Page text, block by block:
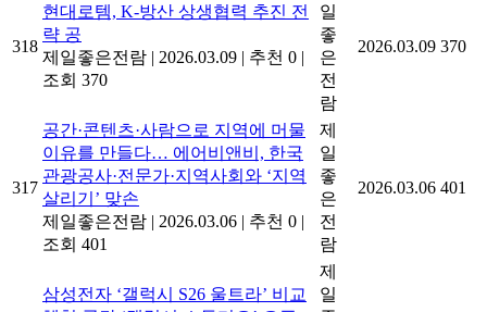
318
현대로템, K-방산 상생협력 추진 전
략 공
제일좋은전람 | 2026.03.09 | 추천 0 |
조회 370
일
좋
은
전
람
2026.03.09 370
317
공간·콘텐츠·사람으로 지역에 머물
이유를 만들다… 에어비앤비, 한국
관광공사·전문가·지역사회와 ‘지역
살리기’ 맞손
제일좋은전람 | 2026.03.06 | 추천 0 |
조회 401
제
일
좋
은
전
람
2026.03.06 401
삼성전자 ‘갤럭시 S26 울트라’ 비교
제
일